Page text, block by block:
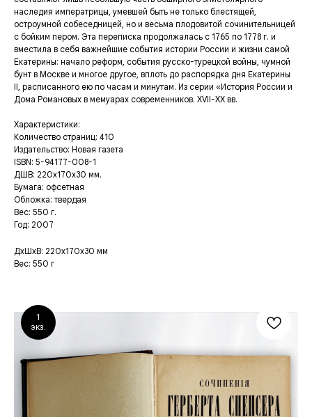
наследия императрицы, умевшей быть не только блестящей,
остроумной собеседницей, но и весьма плодовитой сочинительницей
с бойким пером. Эта переписка продолжалась с 1765 по 1778 г. и
вместила в себя важнейшие события истории России и жизни самой
Екатерины: начало реформ, события русско-турецкой войны, чумной
бунт в Москве и многое другое, вплоть до распорядка дня Екатерины
II, расписанного ею по часам и минутам. Из серии «История России и
Дома Романовых в мемуарах современников. XVII-XX вв.
Характеристики:
Количество страниц: 410
Издательство: Новая газета
ISBN: 5-94177-008-1
ДШВ: 220x170x30 мм.
Бумага: офсетная
Обложка: твердая
Вес: 550 г.
Год: 2007
ДxШxВ: 220x170x30 мм
Вес: 550 г
1
экз.